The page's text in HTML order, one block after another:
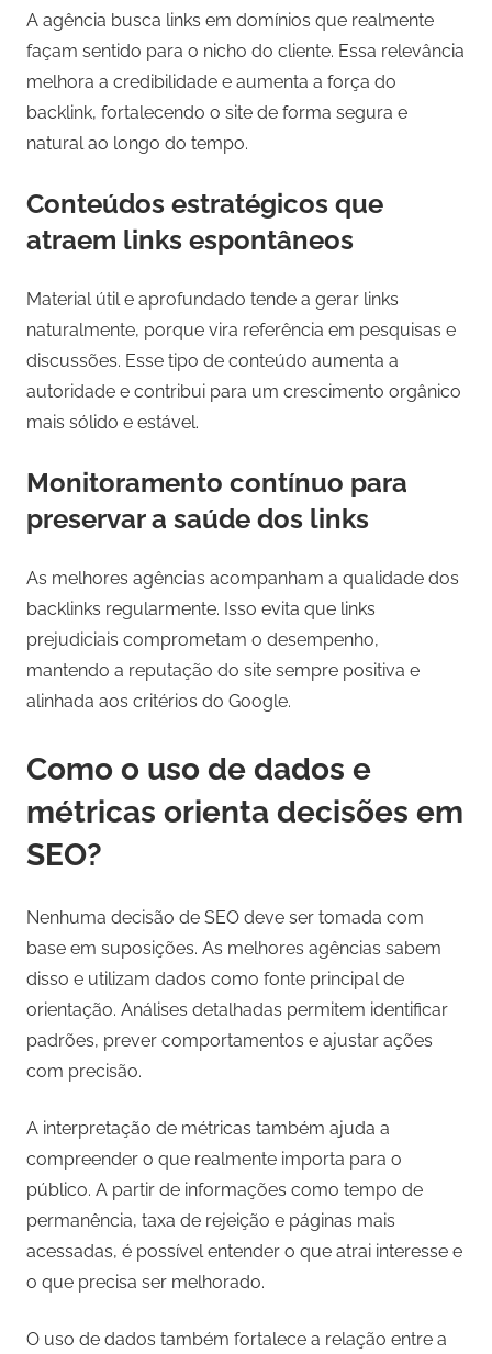
A agência busca links em domínios que realmente
façam sentido para o nicho do cliente. Essa relevância
melhora a credibilidade e aumenta a força do
backlink, fortalecendo o site de forma segura e
natural ao longo do tempo.
Conteúdos estratégicos que
atraem links espontâneos
Material útil e aprofundado tende a gerar links
naturalmente, porque vira referência em pesquisas e
discussões. Esse tipo de conteúdo aumenta a
autoridade e contribui para um crescimento orgânico
mais sólido e estável.
Monitoramento contínuo para
preservar a saúde dos links
As melhores agências acompanham a qualidade dos
backlinks regularmente. Isso evita que links
prejudiciais comprometam o desempenho,
mantendo a reputação do site sempre positiva e
alinhada aos critérios do Google.
Como o uso de dados e
métricas orienta decisões em
SEO?
Nenhuma decisão de SEO deve ser tomada com
base em suposições. As melhores agências sabem
disso e utilizam dados como fonte principal de
orientação. Análises detalhadas permitem identificar
padrões, prever comportamentos e ajustar ações
com precisão.
A interpretação de métricas também ajuda a
compreender o que realmente importa para o
público. A partir de informações como tempo de
permanência, taxa de rejeição e páginas mais
acessadas, é possível entender o que atrai interesse e
o que precisa ser melhorado.
O uso de dados também fortalece a relação entre a